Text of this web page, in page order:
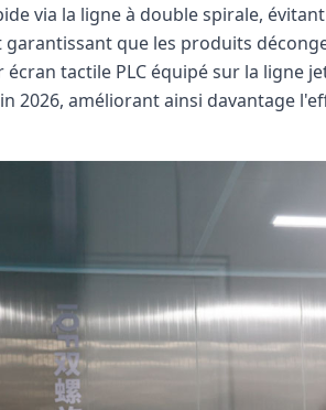
via la ligne à double spirale,
garantissant que les produits
tactile PLC équipé sur la ligne
2026, améliorant ainsi davantage